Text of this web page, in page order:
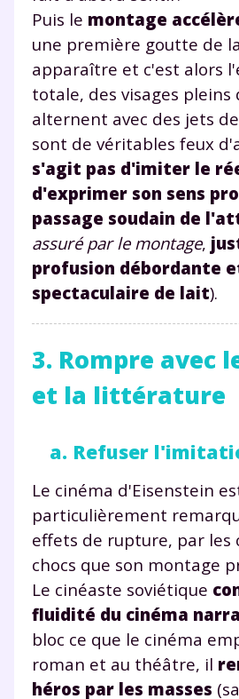
Puis le montage
une première goutte de
apparaître et c'est alors
totale, des visages pleins
alternent avec des jets
sont de véritables feux
s'agit pas d'imiter le
d'exprimer son sens
passage soudain de
assuré par le montage,
profusion débordante
spectaculaire de lait).
3. Rompre avec
et la littérature
a. Refuser
Le cinéma d'Eisenstein
particulièrement
effets de rupture, par les
chocs que son montage
Le cinéaste soviétique
fluidité du cinéma
bloc ce que le cinéma
roman et au théâtre, il
héros par les masses
Testez
pendant 24h
plateforme de
scolaire !
Fiches de cours et
corrigés ,podcasts de
Unespace dédié aux
suivre les progrès
Tout le programme
la Terminale
Des profs
à la demande par
vidéo
renseignant votre e-mail, vous
la marque myMaxicours, afin que
accès au service de soutien scolaire
savoir plus sur la gestion de vos
pour exercer vos droits, vous pouvez
charte .
J’accepte de recevoir
communications de la
myMaxicours.